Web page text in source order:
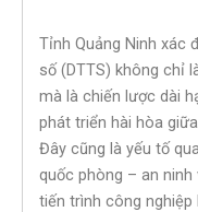
Tỉnh Quảng Ninh xác
số (DTTS) không chỉ
mà là chiến lược dài
phát triển hài hòa
Đây cũng là yếu tố
quốc phòng – an
tiến trình công nghiệp